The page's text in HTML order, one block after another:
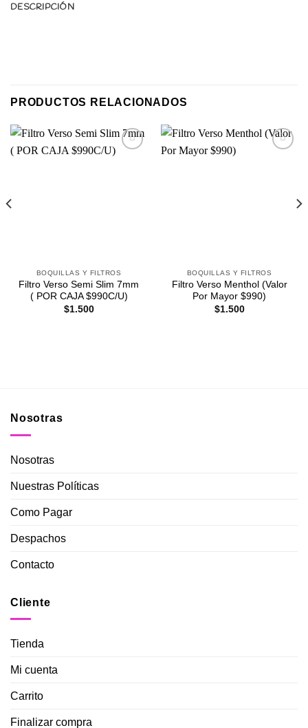
DESCRIPCIÓN
PRODUCTOS RELACIONADOS
BOQUILLAS Y FILTROS
Filtro Verso Semi Slim 7mm
( POR CAJA $990C/U)
$1.500
BOQUILLAS Y FILTROS
Filtro Verso Menthol (Valor
Por Mayor $990)
$1.500
Nosotras
Nosotras
Nuestras Políticas
Como Pagar
Despachos
Contacto
Cliente
Tienda
Mi cuenta
Carrito
Finalizar compra